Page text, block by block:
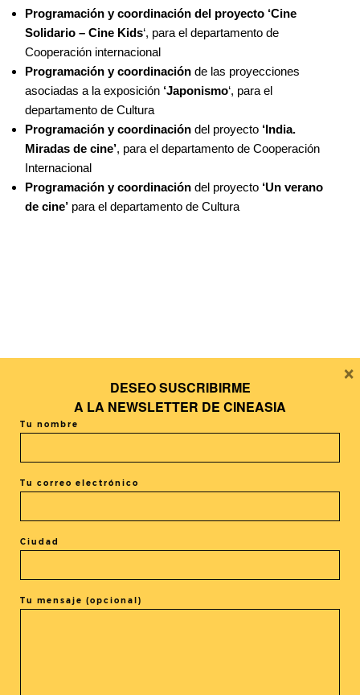
Programación y coordinación del proyecto ‘Cine
Solidario – Cine Kids‘, para el departamento de
Cooperación internacional
Programación y coordinación de las proyecciones
asociadas a la exposición ‘Japonismo‘, para el
departamento de Cultura
Programación y coordinación del proyecto ‘India.
Miradas de cine’, para el departamento de Cooperación
Internacional
Programación y coordinación del proyecto ‘Un verano
de cine’ para el departamento de Cultura
ha sido espectacular en cada uno de los
centros de Caixaforum en los que se han
proyectado”.
Cultura de Fundació La Caixa
DESEO SUSCRIBIRME
A LA NEWSLETTER DE CINEASIA
Tu nombre
Tu correo electrónico
Ciudad
Tu mensaje (opcional)
×